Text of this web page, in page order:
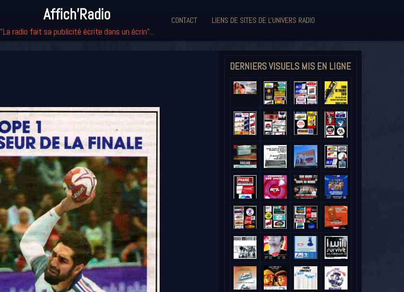
Affich'Radio
"La radio fait sa publicité écrite dans un écrin"...
CONTACT LIENS DE SITES DE L'UNIVERS RADIO
DERNIERS VISUELS MIS EN LIGNE